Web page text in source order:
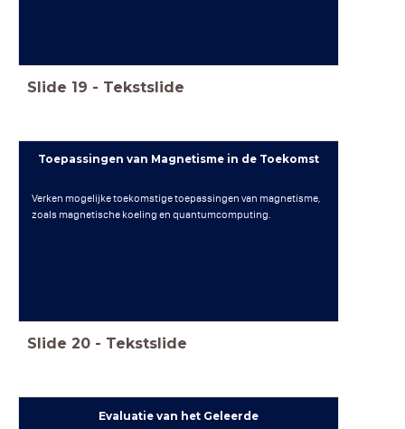
Slide 19 - Tekstslide
Toepassingen van Magnetisme in de Toekomst
Verken mogelijke toekomstige toepassingen van magnetisme,
zoals magnetische koeling en quantumcomputing.
Slide 20 - Tekstslide
Evaluatie van het Geleerde